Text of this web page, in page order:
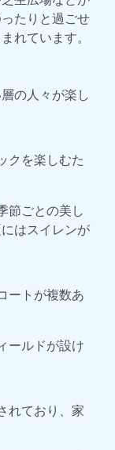
たりと過ごせ
れています。
の人々が楽し
クを楽しむた
節ごとの美し
はスイレンが
ートが複数あ
ールドが設け
れており、家